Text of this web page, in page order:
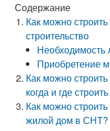
Содержание
Как можно
строительство
Необходимость
Приобретение
Как можно
когда и где
Как можно
жилой дом в СНТ?